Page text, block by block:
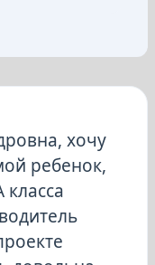
хочу
ребенок,